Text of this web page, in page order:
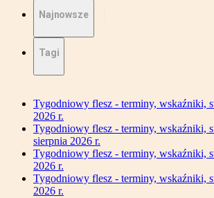
Najnowsze
Tagi
Tygodniowy flesz - terminy, wskaźniki,
2026 r.
Tygodniowy flesz - terminy, wskaźniki,
sierpnia 2026 r.
Tygodniowy flesz - terminy, wskaźniki,
2026 r.
Tygodniowy flesz - terminy, wskaźniki,
2026 r.